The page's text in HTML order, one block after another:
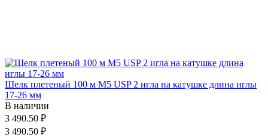
Шелк плетеный 100 м М5 USP 2 игла на катушке длина иглы
17-26 мм
В наличии
3 490.50 ₽
3 490.50 ₽